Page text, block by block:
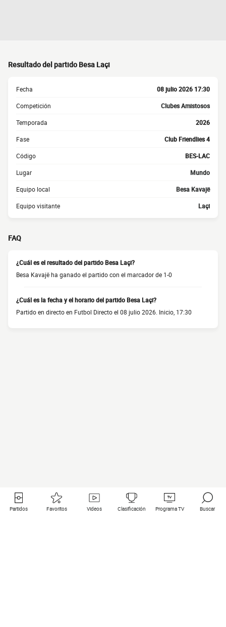
Resultado del partido Besa Laçi
Fecha 08 julio 2026 17:30
Competición Clubes Amistosos
Temporada 2026
Fase Club Friendlies 4
Código BES-LAC
Lugar Mundo
Equipo local Besa Kavajë
Equipo visitante Laçi
FAQ
¿Cuál es el resultado del partido Besa Laçi?
Besa Kavajë ha ganado el partido con el marcador de 1-0
¿Cuál es la fecha y el horario del partido Besa Laçi?
Partido en directo en Futbol Directo el 08 julio 2026. Inicio, 17:30
Partidos Favoritos Videos Clasificación Programa TV Buscar